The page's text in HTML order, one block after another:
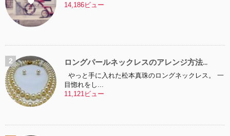
14,186ビュー
ロングパールネックレスのアレンジ方法...
やっと手に入れた松本真珠のロングネックレス。 一
目惚れをし...
11,121ビュー